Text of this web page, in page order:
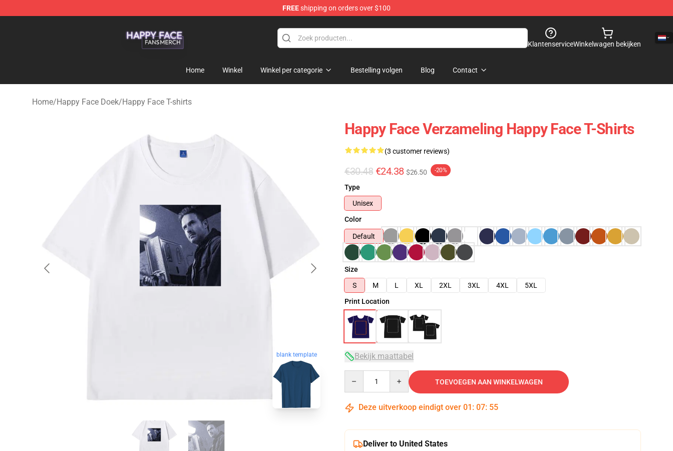
FREEshipping on orders over $100
KlantenserviceWinkelwagen bekijken
Home Winkel Winkel per categorie Bestelling volgen Blog Contact
Home/Happy Face Doek/Happy Face T-shirts
blank template
Happy Face Verzameling Happy Face T-Shirts
(3 customer reviews)
€30.48 €24.38 $26.50 -20%
Type
Unisex
Color
Default
Size
S
M L XL 2XL 3XL 4XL
5XL
Print Location
Bekijk maattabel
TOEVOEGEN AAN WINKELWAGEN
Deze uitverkoop eindigt over 01 : 07: 54
Deliver to United States